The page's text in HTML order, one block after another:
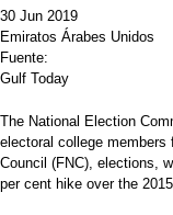
30 Jun 2019
Emiratos Árabes Unidos
Fuente:
Gulf Today
The National Election
electoral college members
Council (FNC), elections,
per cent hike over the